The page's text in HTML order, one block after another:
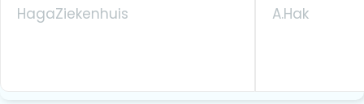
HagaZiekenhuis
A.Hak